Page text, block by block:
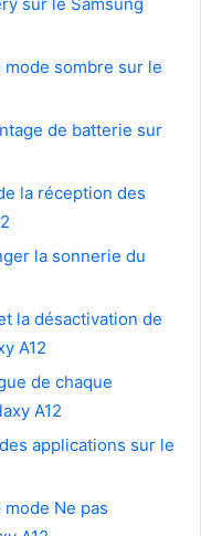
sombre sur le
de batterie sur
la réception des
la sonnerie du
la désactivation de
A12
de chaque
A12
applications sur le
Ne pas